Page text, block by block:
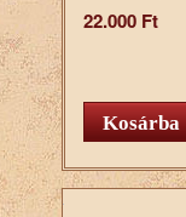
22.000 Ft